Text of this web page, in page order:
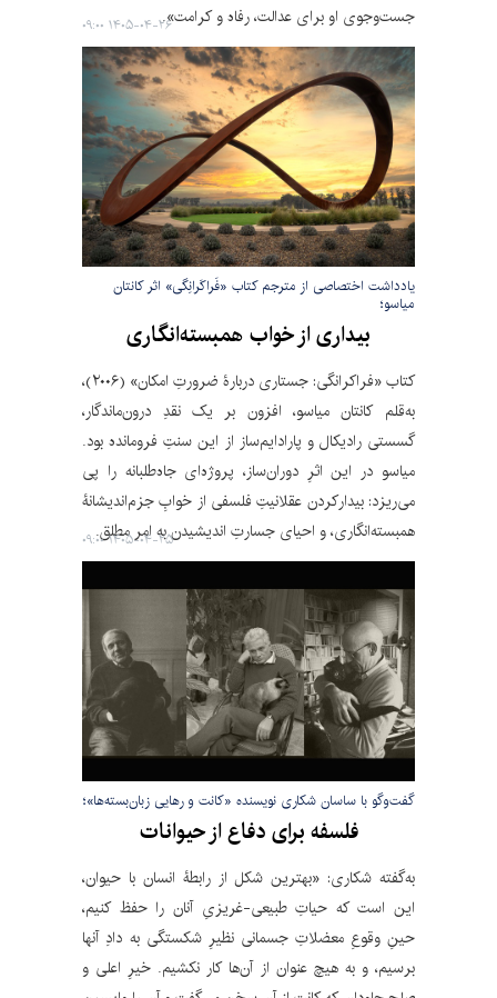
جست‌وجوی او برای عدالت، رفاه و کرامت».۱۴۰۵-۰۴-۲۶ ۰۹:۰۰
یادداشت اختصاصی از مترجم کتاب «فَراکَرانِگی» اثر کانتان
میاسو؛
بیداری از خواب همبسته‌انگاری
کتاب «فراکرانگی: جستاری دربارۀ ضرورتِ امکان» (۲۰۰۶)،
به‌قلم کانتان میاسو، افزون بر یک نقدِ درون‌ماندگار،
گسستی رادیکال و پارادایم‌ساز از این سنتِ فرومانده بود.
میاسو در این اثرِ دوران‌ساز، پروژه‌ای جاه‌طلبانه را پی
می‌ریزد: بیدارکردن عقلانیتِ فلسفی از خوابِ جزم‌اندیشانۀ
همبسته‌انگاری، و احیای جسارتِ اندیشیدن به امر مطلق.
۱۴۰۵-۰۴-۲۵ ۰۹:۰۰
گفت‌وگو با ساسان شکاری نویسنده «کانت و رهایی زبان‌بسته‌ها»؛
فلسفه برای دفاع از حیوانات
به‌گفته شکاری: «بهترین شکل از رابطۀ انسان با حیوان،
این است که حیاتِ طبیعی-غریزیِ آنان را حفظ کنیم،
حینِ وقوعِ معضلاتِ جسمانی نظیرِ شکستگی به دادِ آنها
برسیم، و به هیچ عنوان از آن‌ها کار نکشیم. خیرِ اعلی و